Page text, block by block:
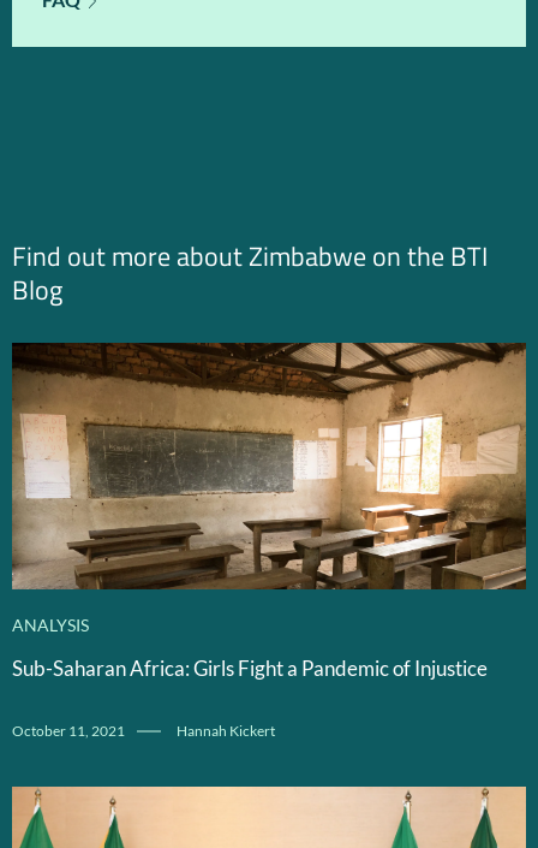
Find out more about Zimbabwe on the BTI
Blog
ANALYSIS
Sub-Saharan Africa: Girls Fight a Pandemic of Injustice
October 11, 2021 Hannah Kickert